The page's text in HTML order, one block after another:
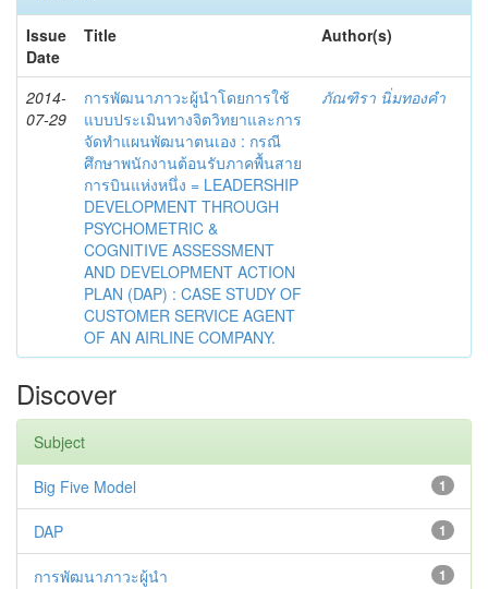
Issue
Date
Title Author(s)
2014-
07-29
การพัฒนาภาวะผู้นำโดยการใช้
แบบประเมินทางจิตวิทยาและการ
จัดทำแผนพัฒนาตนเอง : กรณี
ศึกษาพนักงานต้อนรับภาคพื้นสาย
การบินแห่งหนึ่ง = LEADERSHIP
DEVELOPMENT THROUGH
PSYCHOMETRIC &
COGNITIVE ASSESSMENT
AND DEVELOPMENT ACTION
PLAN (DAP) : CASE STUDY OF
CUSTOMER SERVICE AGENT
OF AN AIRLINE COMPANY.
ภัณฑิรา นิ่มทองคำ
Discover
Subject
1
Big Five Model
1
DAP
1
การพัฒนาภาวะผู้นำ